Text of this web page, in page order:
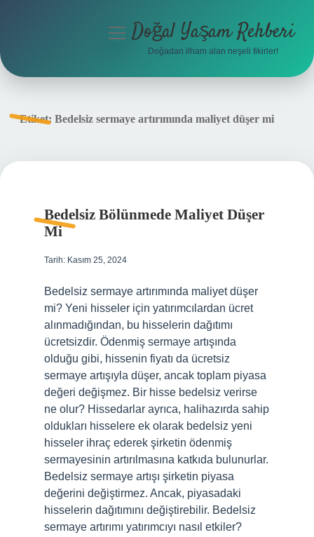
menüyüDoğal Yaşam Rehberi
Doğadan ilham alan neşeli fikirler!
Etiket: Bedelsiz sermaye artırımında maliyet düşer mi
Bedelsiz Bölünmede Maliyet Düşer
Mi
Tarih: Kasım 25, 2024
Bedelsiz sermaye artırımında maliyet düşer
mi? Yeni hisseler için yatırımcılardan ücret
alınmadığından, bu hisselerin dağıtımı
ücretsizdir. Ödenmiş sermaye artışında
olduğu gibi, hissenin fiyatı da ücretsiz
sermaye artışıyla düşer, ancak toplam piyasa
değeri değişmez. Bir hisse bedelsiz verirse
ne olur? Hissedarlar ayrıca, halihazırda sahip
oldukları hisselere ek olarak bedelsiz yeni
hisseler ihraç ederek şirketin ödenmiş
sermayesinin artırılmasına katkıda bulunurlar.
Bedelsiz sermaye artışı şirketin piyasa
değerini değiştirmez. Ancak, piyasadaki
hisselerin dağıtımını değiştirebilir. Bedelsiz
sermaye artırımı yatırımcıyı nasıl etkiler?